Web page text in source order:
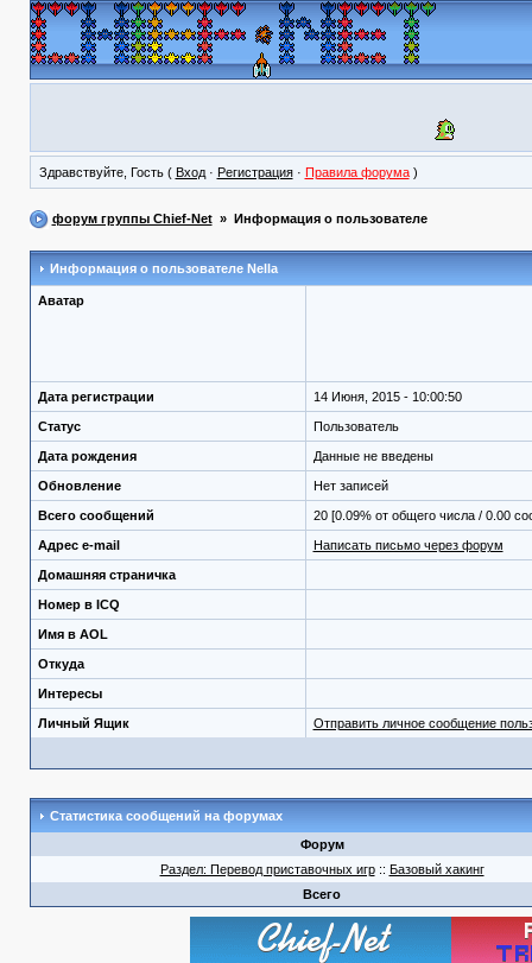
Здравствуйте, Гость ( Вход· Регистрация· Правила форума)
форум группы Chief-Net» Информация о пользователе
Информация о пользователе Nella
Аватар
Дата регистрации 14 Июня, 2015 - 10:00:50
Статус Пользователь
Дата рождения Данные не введены
Обновление Нет записей
Всего сообщений 20 [0.09% от общего числа / 0.00
Адрес e-mail Написать письмо через форум
Домашняя страничка
Номер в ICQ
Имя в AOL
Откуда
Интересы
Личный Ящик Отправить личное сообщение
Статистика сообщений на форумах
Форум
Раздел: Перевод приставочных игр:: Базовый хакинг
Всего